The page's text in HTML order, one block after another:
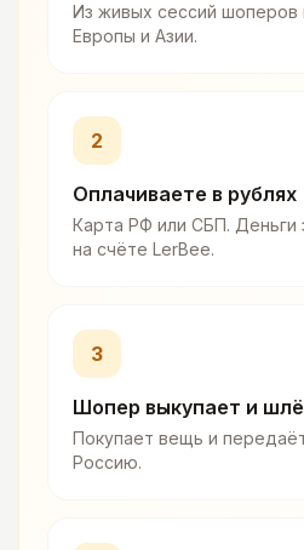
Из живых сессий шоперов
Европы и Азии.
2
Оплачиваете в рублях
Карта РФ или СБП. Деньги
на счёте LerBee.
3
Шопер выкупает и
Покупает вещь и
Россию.